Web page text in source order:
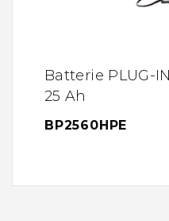
Batterie PLUG-
25 Ah
BP2560HPE